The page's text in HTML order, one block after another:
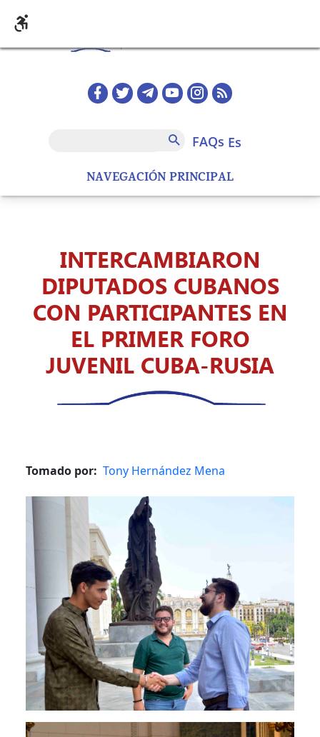
NAVEGACIÓN PRINCIPAL
Redes sociales home
FAQs
FAQs es
INTERCAMBIARON
DIPUTADOS CUBANOS
CON PARTICIPANTES EN
EL PRIMER FORO
JUVENIL CUBA-RUSIA
Tomado por Tony Hernández Mena